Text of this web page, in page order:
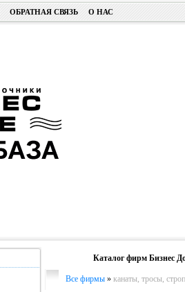
ОБРАТНАЯ СВЯЗЬ О НАС
Каталог фирм Бизнес
Все фирмы » канаты, тросы,